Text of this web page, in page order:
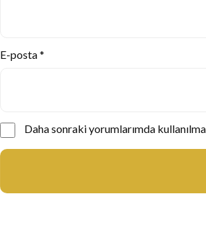
E-posta*
Daha sonraki yorumlarımda